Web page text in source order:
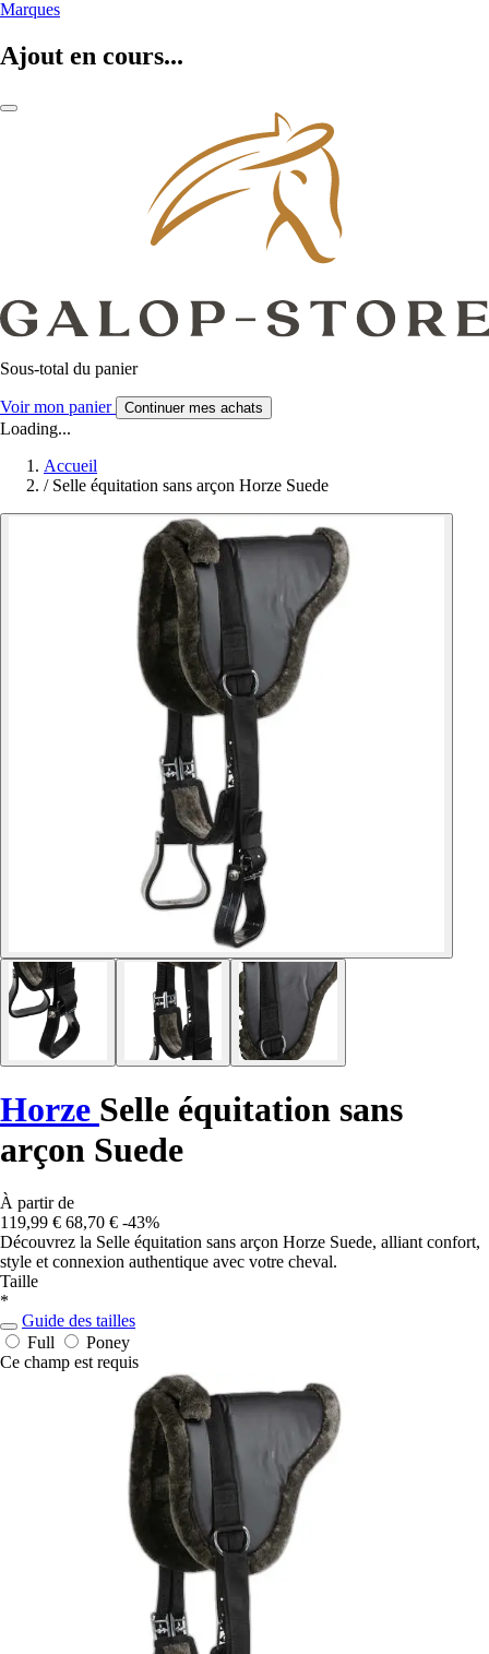
Marques
Ajout en cours...
Sous-total du panier
Voir mon panier Continuer mes achats
Loading...
Accueil
/ Selle équitation sans arçon Horze Suede
Horze Selle équitation sans
arçon Suede
À partir de
119,99 € 68,70 € -43%
Découvrez la Selle équitation sans arçon Horze Suede, alliant confort,
style et connexion authentique avec votre cheval.
Taille
*
Guide des tailles
Full
Poney
Ce champ est requis